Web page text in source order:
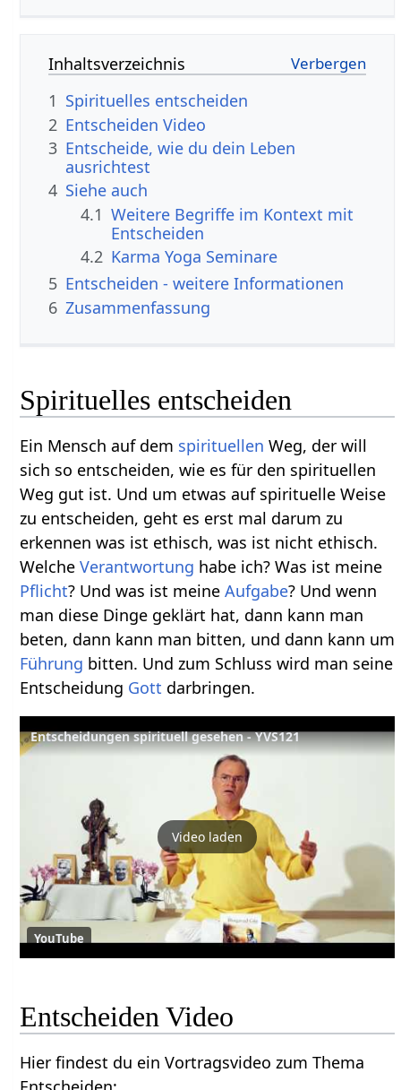
Inhaltsverzeichnis
1 Spirituelles entscheiden
2
Entscheiden‏‎ Video
3 Entscheide, wie du dein Leben
ausrichtest
4 Siehe auch
4.1 Weitere Begriffe im Kontext mit
4.2 Karma Yoga Seminare
5
Entscheiden‏‎ - weitere Informationen
6 Zusammenfassung
Spirituelles entscheiden
Ein Mensch auf dem spirituellen Weg, der will
sich so entscheiden, wie es für den spirituellen
Weg gut ist. Und um etwas auf spirituelle Weise
zu entscheiden, geht es erst mal darum zu
erkennen was ist ethisch, was ist nicht ethisch.
WelcheVerantwortung habe ich? Was ist meine
Pflicht? Und was ist meineAufgabe? Und wenn
man diese Dinge geklärt hat, dann kann man
beten, dann kann man bitten, und dann kann um
Führung bitten. Und zum Schluss wird man seine
Entscheidung Gott darbringen.
Entscheidungen spirituell gesehen - YVS121
Video laden
YouTube
Entscheiden‏‎ Video
Hier findest du ein Vortragsvideo zum Thema